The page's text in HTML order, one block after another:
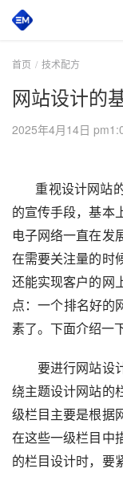
首页 技术配方
网站设计的
2025年4月14日
重视设计网站的
的宣传手段，基本
电子网络一直在发
在需要关注量的时
还能实现客户的网
点：一个排名好的
素了。下面介绍一
要进行网站设计
绕主题设计网站的
级栏目主要是根据
在这些一级栏目中
的栏目设计时，要